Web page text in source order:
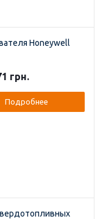
Honeywell
грн.
Подробнее